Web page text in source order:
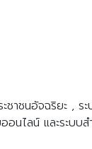
ชนอัจฉริยะ , ร
นไลน์ และระ